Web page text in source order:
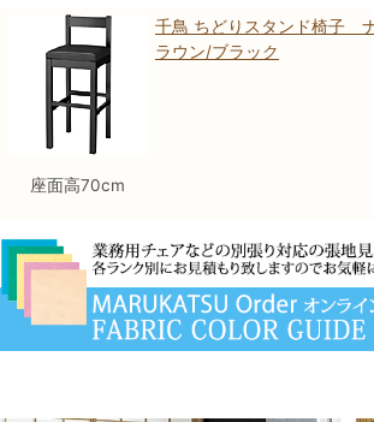
座面高70cm
千鳥 ちどりスタンド椅子
ラウン/ブラック